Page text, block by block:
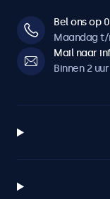
Bel ons op
Maandag t/
Mail naar
Binnen 2